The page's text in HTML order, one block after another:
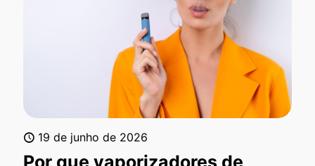
19 de junho de 2026
Por que vaporizadores de